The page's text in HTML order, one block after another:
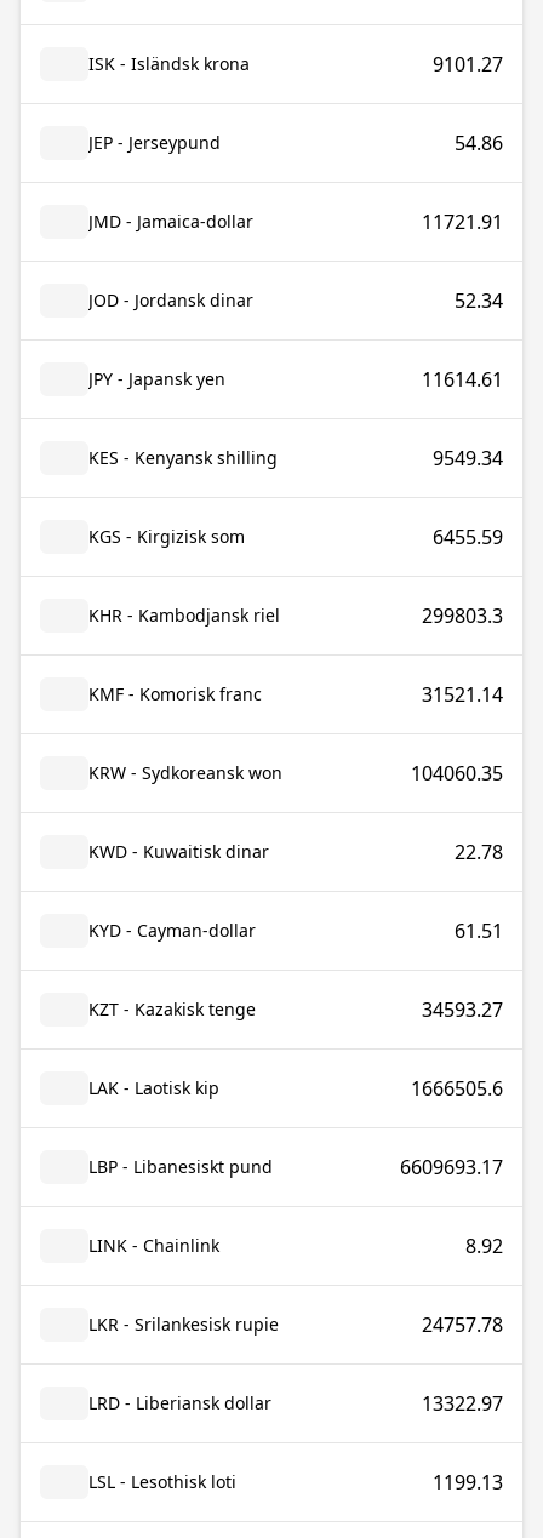
ISK - Isländsk krona 9101.27
JEP - Jerseypund 54.86
JMD - Jamaica-dollar 11721.91
JOD - Jordansk dinar 52.34
JPY - Japansk yen 11614.61
KES - Kenyansk shilling 9549.34
KGS - Kirgizisk som 6455.59
KHR - Kambodjansk riel 299803.3
KMF - Komorisk franc 31521.14
KRW - Sydkoreansk won 104060.35
KWD - Kuwaitisk dinar 22.78
KYD - Cayman-dollar 61.51
KZT - Kazakisk tenge 34593.27
LAK - Laotisk kip 1666505.6
LBP - Libanesiskt pund 6609693.17
LINK - Chainlink 8.92
LKR - Srilankesisk rupie 24757.78
LRD - Liberiansk dollar 13322.97
LSL - Lesothisk loti 1199.13